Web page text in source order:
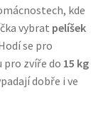
kde
vybrat pelíšek
se pro
zvíře do 15 kg
dobře i ve